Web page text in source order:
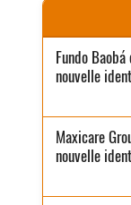
Fundo
nouvelle
Maxicare
nouvelle